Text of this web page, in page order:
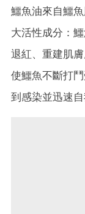
鱷魚油來自鱷
大活性成分：
退紅、重建肌
使鱷魚不斷打
到感染並迅速自